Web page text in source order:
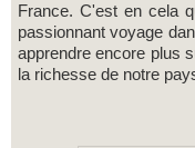
France. C'est en cela
passionnant voyage
apprendre encore plus
la richesse de notre